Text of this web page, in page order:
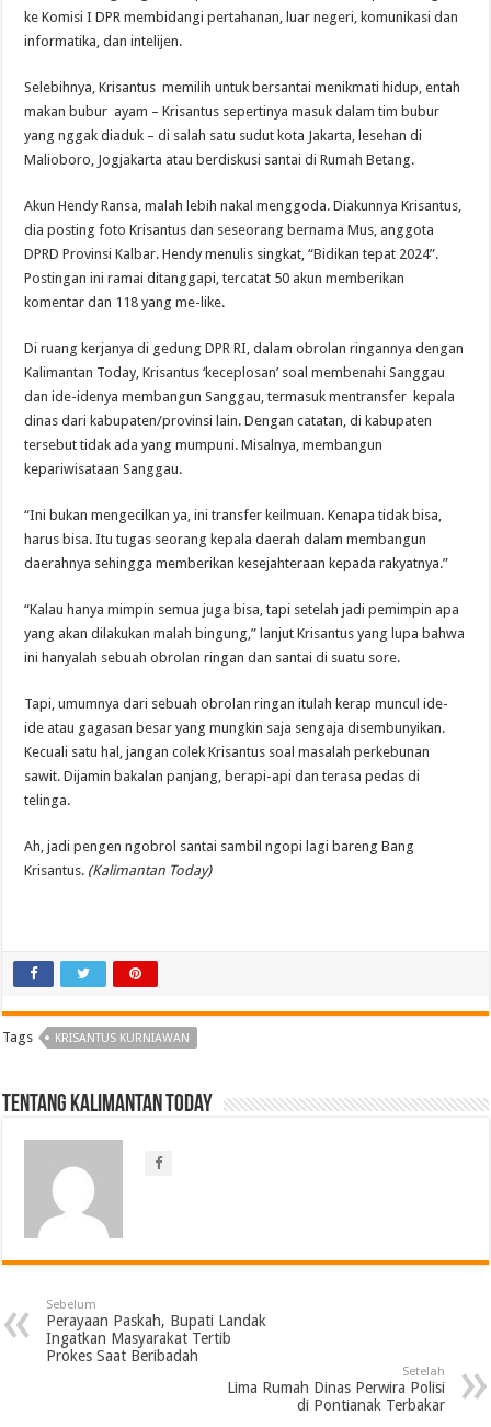
ke Komisi I DPR membidangi pertahanan, luar negeri, komunikasi dan
informatika, dan intelijen.
Selebihnya, Krisantus memilih untuk bersantai menikmati hidup, entah
makan bubur ayam – Krisantus sepertinya masuk dalam tim bubur
yang nggak diaduk – di salah satu sudut kota Jakarta, lesehan di
Malioboro, Jogjakarta atau berdiskusi santai di Rumah Betang.
Akun Hendy Ransa, malah lebih nakal menggoda. Diakunnya Krisantus,
dia posting foto Krisantus dan seseorang bernama Mus, anggota
DPRD Provinsi Kalbar. Hendy menulis singkat, “Bidikan tepat 2024”.
Postingan ini ramai ditanggapi, tercatat 50 akun memberikan
komentar dan 118 yang me-like.
Di ruang kerjanya di gedung DPR RI, dalam obrolan ringannya dengan
Kalimantan Today, Krisantus ‘keceplosan’ soal membenahi Sanggau
dan ide-idenya membangun Sanggau, termasuk mentransfer kepala
dinas dari kabupaten/provinsi lain. Dengan catatan, di kabupaten
tersebut tidak ada yang mumpuni. Misalnya, membangun
kepariwisataan Sanggau.
“Ini bukan mengecilkan ya, ini transfer keilmuan. Kenapa tidak bisa,
harus bisa. Itu tugas seorang kepala daerah dalam membangun
daerahnya sehingga memberikan kesejahteraan kepada rakyatnya.”
“Kalau hanya mimpin semua juga bisa, tapi setelah jadi pemimpin apa
yang akan dilakukan malah bingung,” lanjut Krisantus yang lupa bahwa
ini hanyalah sebuah obrolan ringan dan santai di suatu sore.
Tapi, umumnya dari sebuah obrolan ringan itulah kerap muncul ide-
ide atau gagasan besar yang mungkin saja sengaja disembunyikan.
Kecuali satu hal, jangan colek Krisantus soal masalah perkebunan
sawit. Dijamin bakalan panjang, berapi-api dan terasa pedas di
telinga.
Ah, jadi pengen ngobrol santai sambil ngopi lagi bareng Bang
Krisantus. (Kalimantan Today)
Tags KRISANTUS KURNIAWAN
Tentang Kalimantan Today
Sebelum
Perayaan Paskah, Bupati Landak
Ingatkan Masyarakat Tertib
Prokes Saat Beribadah
Setelah
Lima Rumah Dinas Perwira Polisi
di Pontianak Terbakar